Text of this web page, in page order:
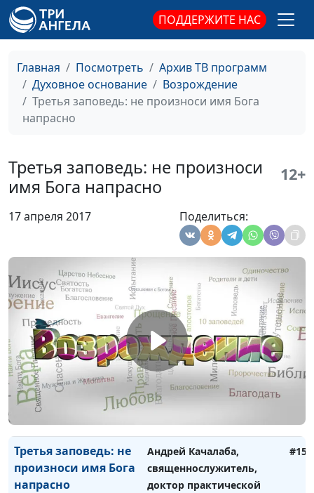
ПОДДЕРЖИТЕ НАС
Главная Посмотреть
Архив ТВ программ
Духовное основание
Возрождение
Третья заповедь: не произноси имя Бога
напрасно
Третья заповедь: не произноси
имя Бога напрасно
12+
17 апреля 2017 Поделиться:
доктор практической
теологии
прелюбодействуй
священнослужитель,
доктор практической
теологии
доктор практической
теологии
Пятая заповедь:
Андрей Качалаба,
священнослужитель,
доктор практической
Отменил ли Христос
субботу?
Андрей Качалаба,
священнослужитель,
доктор практической
теологии
Четвертая заповедь:
помни день
субботний
Андрей Качалаба,
священнослужитель,
доктор практической
теологии
#151
Третья заповедь: не
произноси имя Бога
напрасно
Андрей Качалаба,
священнослужитель,
доктор практической
#150